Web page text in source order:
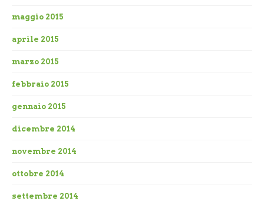
maggio 2015
aprile 2015
marzo 2015
febbraio 2015
gennaio 2015
dicembre 2014
novembre 2014
ottobre 2014
settembre 2014